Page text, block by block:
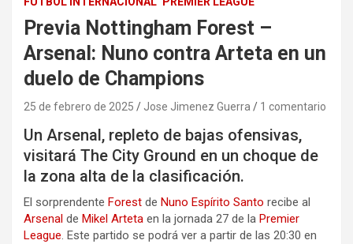
Previa Nottingham Forest –
Arsenal: Nuno contra Arteta en un
duelo de Champions
25 de febrero de 2025 Jose Jimenez Guerra 1 comentario
Un Arsenal, repleto de bajas ofensivas,
visitará The City Ground en un choque de
la zona alta de la clasificación.
El sorprendente Forest de Nuno Espírito Santo recibe al
Arsenal de Mikel Arteta en la jornada 27 de la Premier
League. Este partido se podrá ver a partir de las 20:30 en